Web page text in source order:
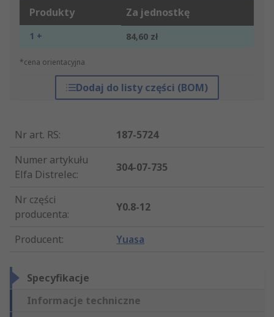
Produkty Za jednostkę
1 + 84,60 zł
*cena orientacyjna
Dodaj do listy części (BOM)
Nr art. RS:
187-5724
Numer artykułu
Elfa Distrelec:
304-07-735
Nr części
producenta:
Y0.8-12
Producent: Yuasa
Specyfikacje
Informacje techniczne